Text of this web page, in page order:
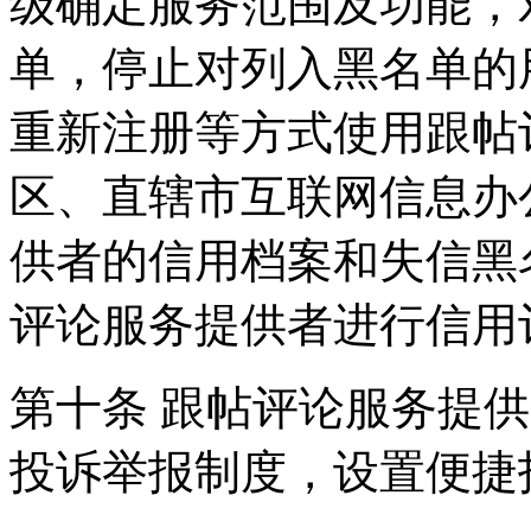
单，停止对列入黑名单
重新注册等方式使用跟
区、直辖市互联网信息
供者的信用档案和失信
评论服务提供者进行信用
第十条 跟帖评论服务提
投诉举报制度，设置便